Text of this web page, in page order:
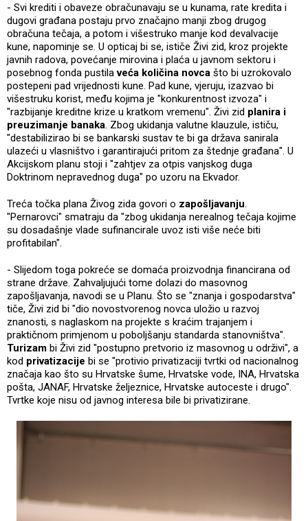
- Svi krediti i obaveze obračunavaju se u kunama, rate kredita i
dugovi građana postaju prvo značajno manji zbog drugog
obračuna tečaja, a potom i višestruko manje kod devalvacije
kune, napominje se. U opticaj bi se, ističe Živi zid, kroz projekte
javnih radova, povećanje mirovina i plaća u javnom sektoru i
posebnog fonda pustilaveća količina novca što bi uzrokovalo
postepeni pad vrijednosti kune. Pad kune, vjeruju, izazvao bi
višestruku korist, među kojima je "konkurentnost izvoza" i
"razbijanje kreditne krize u kratkom vremenu". Živi zid planira i
preuzimanje banaka. Zbog ukidanja valutne klauzule, ističu,
"destabilizirao bi se bankarski sustav te bi ga država sanirala
ulazeći u vlasništvo i garantirajući pritom za štednje građana". U
Akcijskom planu stoji i "zahtjev za otpis vanjskog duga
Doktrinom nepravednog duga" po uzoru na Ekvador.
Treća točka plana Živog zida govori o zapošljavanju.
"Pernarovci" smatraju da "zbog ukidanja nerealnog tečaja kojime
su dosadašnje vlade sufinancirale uvoz isti više neće biti
profitabilan".
- Slijedom toga pokreće se domaća proizvodnja financirana od
strane države. Zahvaljujući tome dolazi do masovnog
zapošljavanja, navodi se u Planu. Što se "znanja i gospodarstva"
tiče, Živi zid bi "dio novostvorenog novca uložio u razvoj
znanosti, s naglaskom na projekte s kraćim trajanjem i
praktičnom primjenom u poboljšanju standarda stanovništva".
Turizam bi Živi zid "postupno pretvorio iz masovnog u održivi", a
kod privatizacije bi se "protivio privatizaciji tvrtki od nacionalnog
značaja kao što su Hrvatske šume, Hrvatske vode, INA, Hrvatska
pošta, JANAF, Hrvatske željeznice, Hrvatske autoceste i drugo".
Tvrtke koje nisu od javnog interesa bile bi privatizirane.